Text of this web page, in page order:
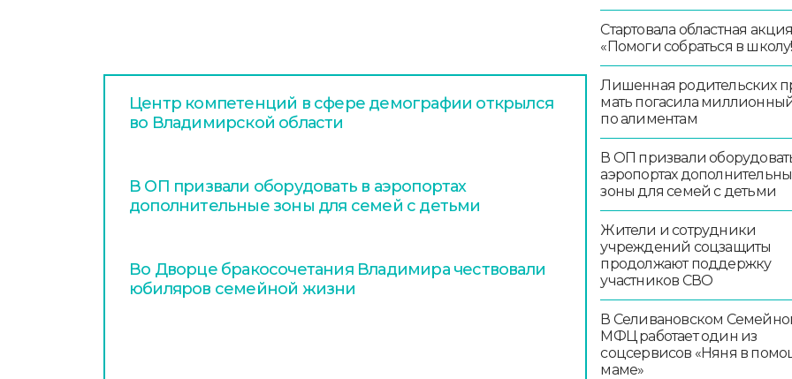
Центр компетенций в сфере демографии открылся
во Владимирской области
В ОП призвали оборудовать в аэропортах
дополнительные зоны для семей с детьми
Во Дворце бракосочетания Владимира чествовали
юбиляров семейной жизни
Стартовала областная
«Помоги собраться в
Лишенная родительских
мать погасила
по алиментам
В ОП призвали
аэропортах
зоны для семей с детьми
Жители и сотрудники
учреждений соцзащиты
продолжают поддержку
участников СВО
В Селивановском
МФЦ работает один из
соцсервисов «Няня в
маме»